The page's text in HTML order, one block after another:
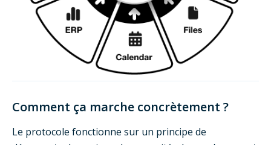
Comment ça marche concrètement ?
Le protocole fonctionne sur un principe de